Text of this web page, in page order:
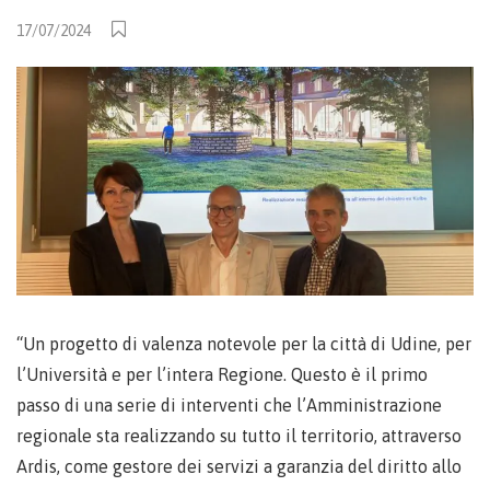
17/07/2024
“Un progetto di valenza notevole per la città di Udine, per
l’Università e per l’intera Regione. Questo è il primo
passo di una serie di interventi che l’Amministrazione
regionale sta realizzando su tutto il territorio, attraverso
Ardis, come gestore dei servizi a garanzia del diritto allo